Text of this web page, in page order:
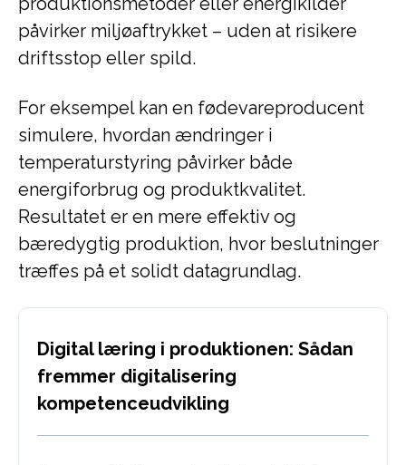
påvirker miljøaftrykket – uden at risikere
driftsstop eller spild.
For eksempel kan en fødevareproducent
simulere, hvordan ændringer i
temperaturstyring påvirker både
energiforbrug og produktkvalitet.
Resultatet er en mere effektiv og
bæredygtig produktion, hvor beslutninger
træffes på et solidt datagrundlag.
Digital læring i produktionen: Sådan
fremmer digitalisering
kompetenceudvikling